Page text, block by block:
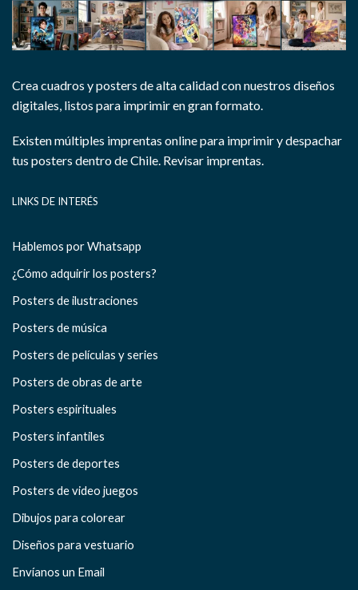
Crea cuadros y posters de alta calidad con nuestros diseños
digitales, listos para imprimir en gran formato.
Existen múltiples imprentas online para imprimir y despachar
tus posters dentro de Chile. Revisar imprentas.
LINKS DE INTERÉS
Hablemos por Whatsapp
¿Cómo adquirir los posters?
Posters de ilustraciones
Posters de música
Posters de películas y series
Posters de obras de arte
Posters espirituales
Posters infantiles
Posters de deportes
Posters de video juegos
Dibujos para colorear
Diseños para vestuario
Envíanos un Email